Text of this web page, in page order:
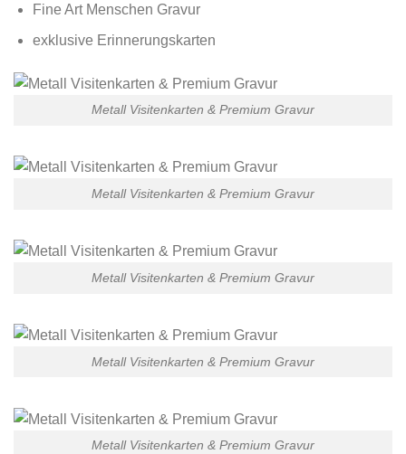
Fine Art Menschen Gravur
exklusive Erinnerungskarten
Metall Visitenkarten & Premium Gravur
Metall Visitenkarten & Premium Gravur
Metall Visitenkarten & Premium Gravur
Metall Visitenkarten & Premium Gravur
Metall Visitenkarten & Premium Gravur